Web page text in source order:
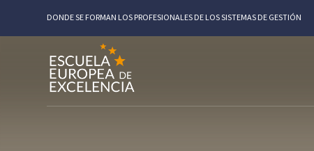
DONDE SE FORMAN LOS PROFESIONALES DE LOS SISTEMAS DE GESTIÓN